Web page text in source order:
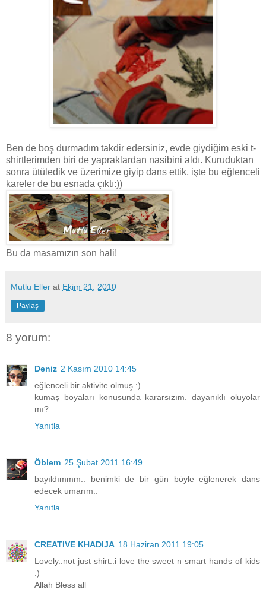
Ben de boş durmadım takdir edersiniz, evde giydiğim eski t-
shirtlerimden biri de yapraklardan nasibini aldı. Kuruduktan
sonra ütüledik ve üzerimize giyip dans ettik, işte bu eğlenceli
kareler de bu esnada çıktı:))
Bu da masamızın son hali!
Mutlu Eller at Ekim 21, 2010
Paylaş
8 yorum:
Deniz 2 Kasım 2010 14:45
eğlenceli bir aktivite olmuş :)
kumaş boyaları konusunda kararsızım. dayanıklı oluyolar
mı?
Yanıtla
Öblem 25 Şubat 2011 16:49
bayıldımmm.. benimki de bir gün böyle eğlenerek dans
edecek umarım..
Yanıtla
CREATIVE KHADIJA 18 Haziran 2011 19:05
Lovely..not just shirt..i love the sweet n smart hands of kids
:)
Allah Bless all